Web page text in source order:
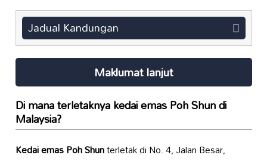
Jadual Kandungan
Maklumat lanjut
Di mana terletaknyakedai emas Poh Shundi
Malaysia?
Kedai emas Poh Shunterletak di No. 4, Jalan Besar,